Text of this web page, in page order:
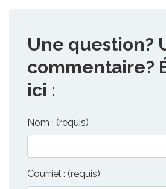
Une question?
commentaire?
ici :
Nom : (requis)
Courriel : (requis)